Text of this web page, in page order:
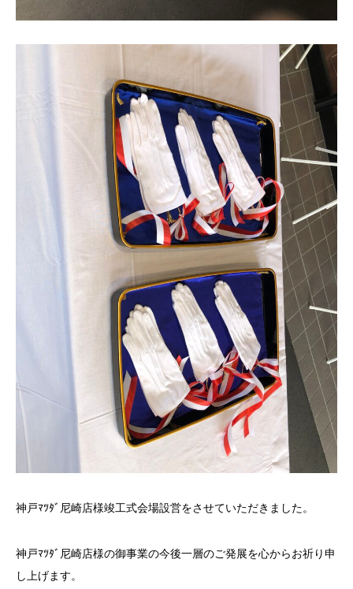
神戸ﾏﾂﾀﾞ尼崎店様竣工式会場設営をさせていただきました。
神戸ﾏﾂﾀﾞ尼崎店様の御事業の今後一層のご発展を心からお祈り申
し上げます。